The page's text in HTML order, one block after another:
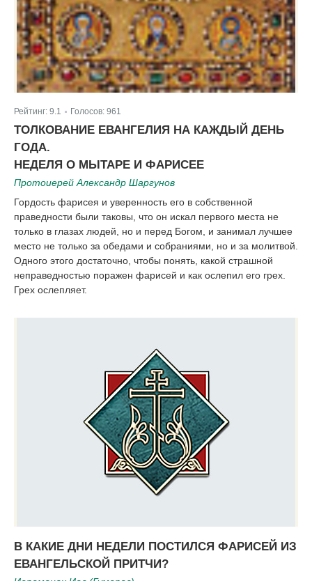
Рейтинг: 9.1 Голосов: 961
ТОЛКОВАНИЕ ЕВАНГЕЛИЯ НА КАЖДЫЙ ДЕНЬ
ГОДА.
НЕДЕЛЯ О МЫТАРЕ И ФАРИСЕЕ
Протоиерей Александр Шаргунов
Гордость фарисея и уверенность его в собственной
праведности были таковы, что он искал первого места не
только в глазах людей, но и перед Богом, и занимал лучшее
место не только за обедами и собраниями, но и за молитвой.
Одного этого достаточно, чтобы понять, какой страшной
неправедностью поражен фарисей и как ослепил его грех.
Грех ослепляет.
В КАКИЕ ДНИ НЕДЕЛИ ПОСТИЛСЯ ФАРИСЕЙ ИЗ
ЕВАНГЕЛЬСКОЙ ПРИТЧИ?